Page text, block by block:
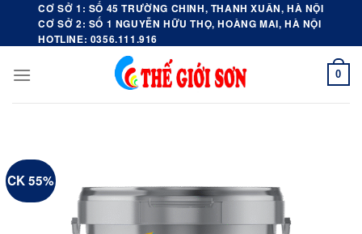
content
CƠ SỞ 1: SỐ 45 TRƯỜNG CHINH, THANH XUÂN, HÀ NỘI
CƠ SỞ 2: SỐ 1 NGUYỄN HỮU THỌ, HOÀNG MAI, HÀ NỘI
HOTLINE: 0356.111.916
0
CK 55%